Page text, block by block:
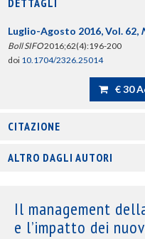
DETTAGLI
Luglio-Agosto 2016, Vol. 62,
Boll SIFO2016;62(4):196-200
doi 10.1704/2326.25014
€ 30
CITAZIONE
ALTRO DAGLI AUTORI
Il management
e l’impatto dei